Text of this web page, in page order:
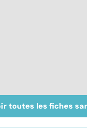
Le
fléau
toutes les fiches